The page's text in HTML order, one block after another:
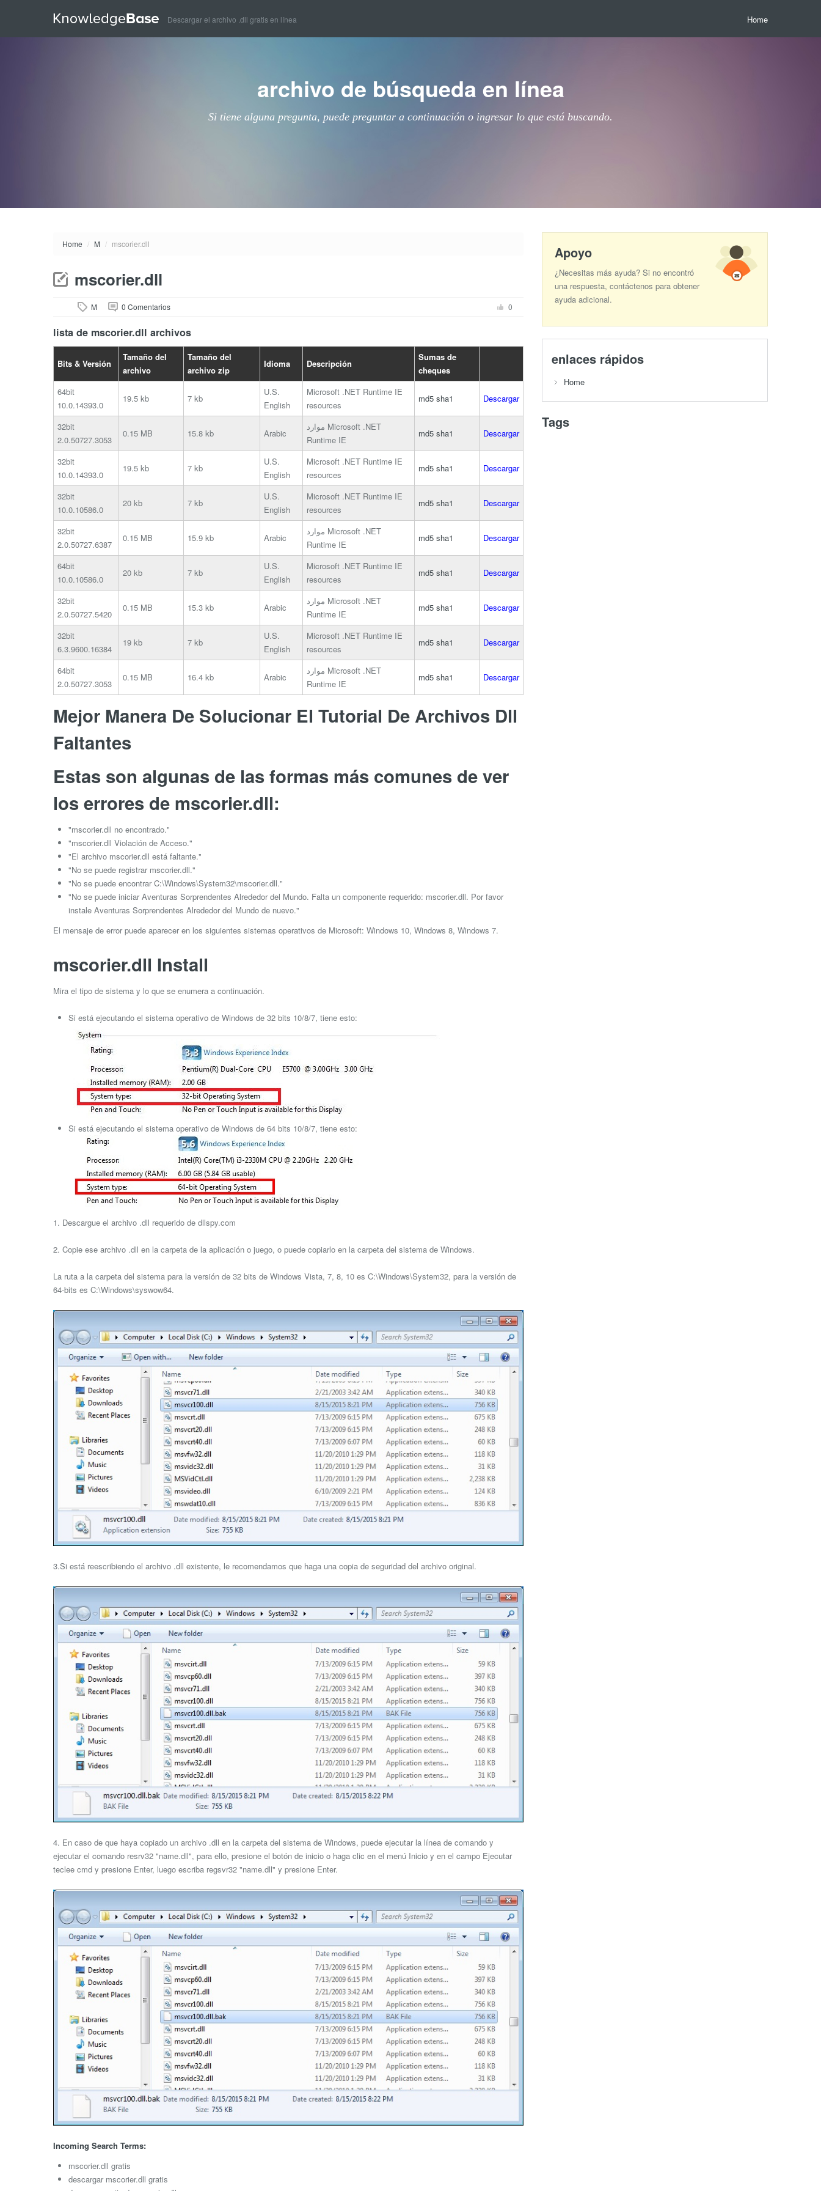
Descargar el archivo .dll gratis en línea Home
archivo de búsqueda en línea
Si tiene alguna pregunta, puede preguntar a continuación o ingresar lo que está buscando.
Home / M / mscorier.dll
mscorier.dll
M 0 Comentarios 0
lista de mscorier.dll archivos
Bits & Versión
Tamaño del
archivo
Tamaño del
archivo zip
Idioma Descripción
Sumas de
cheques
64bit
10.0.14393.0
19.5 kb 7 kb
U.S.
English
Microsoft .NET Runtime IE
resources
md5 sha1 Descargar
32bit
2.0.50727.3053
0.15 MB 15.8 kb Arabic
موارد Microsoft .NET
Runtime IE
md5 sha1 Descargar
32bit
10.0.14393.0
19.5 kb 7 kb
U.S.
English
Microsoft .NET Runtime IE
resources
md5 sha1 Descargar
32bit
10.0.10586.0
20 kb 7 kb
U.S.
English
Microsoft .NET Runtime IE
resources
md5 sha1 Descargar
32bit
2.0.50727.6387
0.15 MB 15.9 kb Arabic
موارد Microsoft .NET
Runtime IE
md5 sha1 Descargar
64bit
10.0.10586.0
20 kb 7 kb
U.S.
English
Microsoft .NET Runtime IE
resources
md5 sha1 Descargar
32bit
2.0.50727.5420
0.15 MB 15.3 kb Arabic
موارد Microsoft .NET
Runtime IE
md5 sha1 Descargar
32bit
6.3.9600.16384
19 kb 7 kb
U.S.
English
Microsoft .NET Runtime IE
resources
md5 sha1 Descargar
64bit
2.0.50727.3053
0.15 MB 16.4 kb Arabic
موارد Microsoft .NET
Runtime IE
md5 sha1 Descargar
Mejor Manera De Solucionar El Tutorial De Archivos Dll
Faltantes
Estas son algunas de las formas más comunes de ver
los errores de mscorier.dll:
"mscorier.dll no encontrado."
"mscorier.dll Violación de Acceso."
"El archivo mscorier.dll está faltante."
"No se puede registrar mscorier.dll."
"No se puede encontrar C:\Windows\System32\mscorier.dll."
"No se puede iniciar Aventuras Sorprendentes Alrededor del Mundo. Falta un componente requerido: mscorier.dll. Por favor
instale Aventuras Sorprendentes Alrededor del Mundo de nuevo."
El mensaje de error puede aparecer en los siguientes sistemas operativos de Microsoft: Windows 10, Windows 8, Windows 7.
mscorier.dll Install
Mira el tipo de sistema y lo que se enumera a continuación.
Si está ejecutando el sistema operativo de Windows de 32 bits 10/8/7, tiene esto:
Si está ejecutando el sistema operativo de Windows de 64 bits 10/8/7, tiene esto:
1. Descargue el archivo .dll requerido de dllspy.com
2. Copie ese archivo .dll en la carpeta de la aplicación o juego, o puede copiarlo en la carpeta del sistema de Windows.
La ruta a la carpeta del sistema para la versión de 32 bits de Windows Vista, 7, 8, 10 es C:\Windows\System32, para la versión de
64-bits es C:\Windows\syswow64.
3.Si está reescribiendo el archivo .dll existente, le recomendamos que haga una copia de seguridad del archivo original.
4. En caso de que haya copiado un archivo .dll en la carpeta del sistema de Windows, puede ejecutar la línea de comando y
ejecutar el comando resrv32 "name.dll", para ello, presione el botón de inicio o haga clic en el menú Inicio y en el campo Ejecutar
teclee cmd y presione Enter, luego escriba regsvr32 "name.dll" y presione Enter.
Incoming Search Terms:
mscorier.dll gratis
descargar mscorier.dll gratis
Apoyo
¿Necesitas más ayuda? Si no encontró
una respuesta, contáctenos para obtener
ayuda adicional.
enlaces rápidos
Home
Tags